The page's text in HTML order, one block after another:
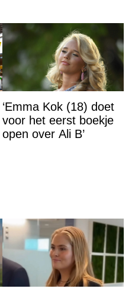
‘Emma Kok (18) doet
voor het eerst boekje
open over Ali B’